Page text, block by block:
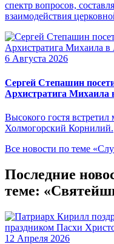
спектр вопросов,
взаимодействия
6 Августа 2026
Сергей Степашин
Архистратига Михаила
Высокого гостя
Холмогорский Корнилий.
Все новости по теме
Последние
теме:
12 Апреля 2026